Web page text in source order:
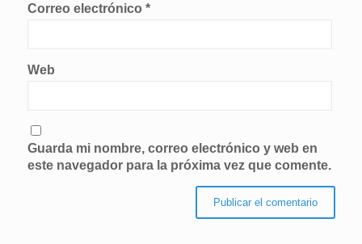
Correo electrónico *
Web
Guarda mi nombre, correo electrónico y web en
este navegador para la próxima vez que comente.